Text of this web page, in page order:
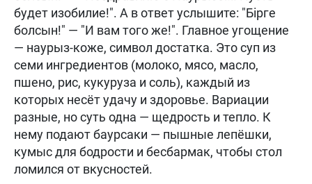
будет изобилие!". А в ответ услышите: "Бірге
болсын!" — "И вам того же!". Главное угощение
— наурыз-коже, символ достатка. Это суп из
семи ингредиентов (молоко, мясо, масло,
пшено, рис, кукуруза и соль), каждый из
которых несёт удачу и здоровье. Вариации
разные, но суть одна — щедрость и тепло. К
нему подают баурсаки — пышные лепёшки,
кумыс для бодрости и бесбармак, чтобы стол
ломился от вкусностей.